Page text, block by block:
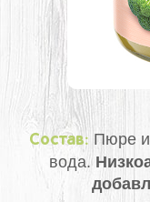
Состав: Пюре
вода.